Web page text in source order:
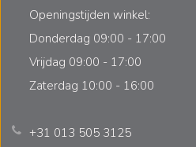
Openingstijden winkel:
Donderdag 09:00 - 17:00
Vrijdag 09:00 - 17:00
Zaterdag 10:00 - 16:00
+31 013 505 3125